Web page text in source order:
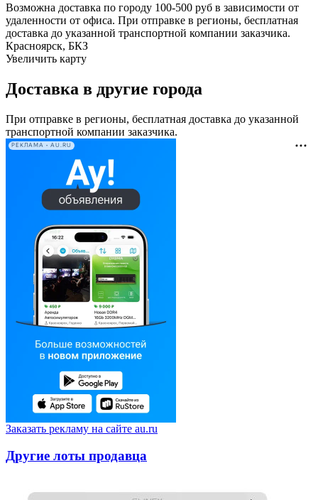
Возможна доставка по городу 100-500 руб в зависимости от
удаленности от офиса. При отправке в регионы, бесплатная
доставка до указанной транспортной компании заказчика.
Красноярск, БКЗ
Увеличить карту
Доставка в другие города
При отправке в регионы, бесплатная доставка до указанной
транспортной компании заказчика.
РЕКЛАМА • AU.RU
Заказать рекламу на сайте au.ru
Другие лоты продавца